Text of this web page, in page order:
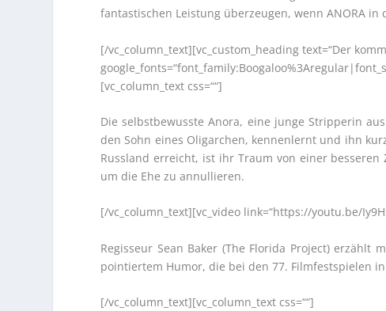
fantastischen Leistung überzeugen, wenn ANORA in
[/vc_column_text][vc_custom_heading text=“Der
[vc_column_text css=““]
Die selbstbewusste Anora, eine junge Stripperin
den Sohn eines Oligarchen, kennenlernt und ihn
Russland erreicht, ist ihr Traum von einer
um die Ehe zu annullieren.
[/vc_column_text][vc_video link=“https://youtu.be/
Regisseur Sean Baker (The Florida Project) erzählt
pointiertem Humor, die bei den 77. Filmfestspielen
[/vc_column_text][vc_column_text css=““]